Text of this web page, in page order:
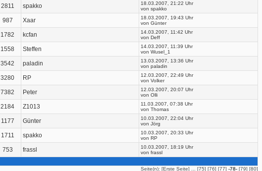
2811 spakko
18.03.2007, 21:22 Uhr
von spakko
987 Xaar
18.03.2007, 19:43 Uhr
von Günter
1782 kcfan
14.03.2007, 11:42 Uhr
von Deff
1558 Steffen
14.03.2007, 11:39 Uhr
von Wusel_1
3542 paladin
13.03.2007, 13:36 Uhr
von paladin
3280 RP
12.03.2007, 22:49 Uhr
von Volker
7382 Peter
12.03.2007, 20:07 Uhr
von Olli
2184 Z1013
11.03.2007, 07:38 Uhr
von Thomas
1177 Günter
10.03.2007, 22:04 Uhr
von Jörg
1711 spakko
10.03.2007, 20:33 Uhr
von RP
753 frassl
10.03.2007, 18:19 Uhr
von frassl
Seite(n): [Erste Seite] ... [75] [76] [77] -78- [79] [80]